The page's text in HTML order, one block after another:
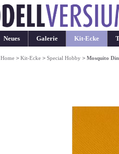
Neues Galerie Kit-Ecke
Home> Kit-Ecke> Special Hobby> Mosquito